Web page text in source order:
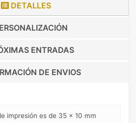
DETALLES
ENTRADAS
DE ENVIOS
impresión es de 35 x 10 mm